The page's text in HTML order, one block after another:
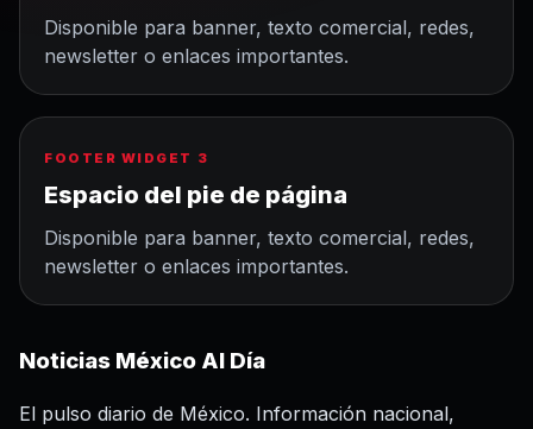
Disponible para banner, texto comercial, redes,
newsletter o enlaces importantes.
FOOTER WIDGET 3
Espacio del pie de página
Disponible para banner, texto comercial, redes,
newsletter o enlaces importantes.
Noticias México Al Día
El pulso diario de México. Información nacional,